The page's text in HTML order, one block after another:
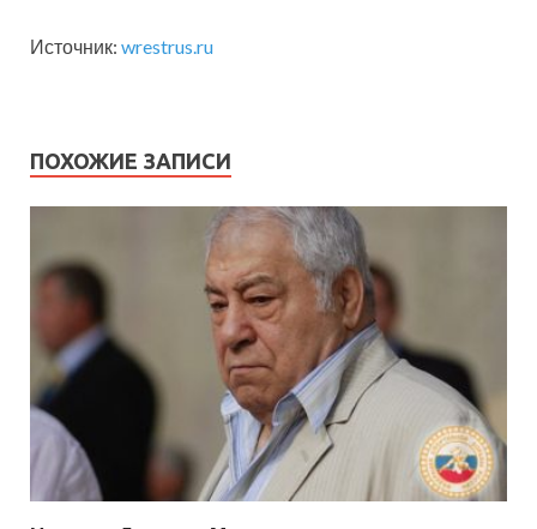
Источник: wrestrus.ru
ПОХОЖИЕ ЗАПИСИ